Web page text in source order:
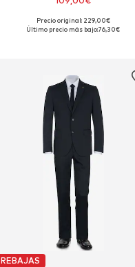
Tallas disponibles: 46, 48, 50, 52, 54
Precio original: 229,00€
Último precio más bajo:76,30€
REBAJAS